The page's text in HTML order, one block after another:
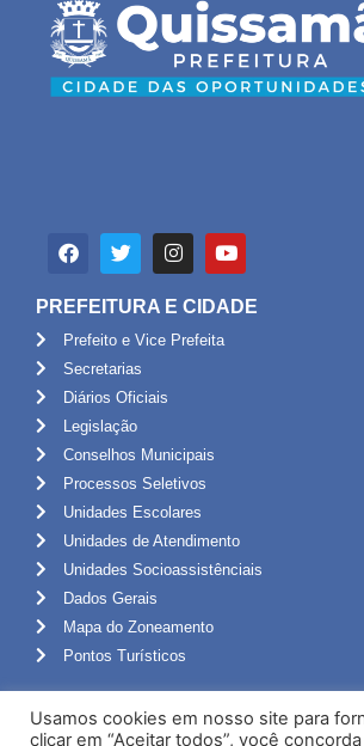
PREFEITURA E CIDADE
Prefeito e Vice Prefeita
Secretarias
Diários Oficiais
Legislação
Conselhos Municipais
Processos Seletivos
Unidades Escolares
Unidades de Atendimento
Unidades Socioassistênciais
Dados Gerais
Mapa do Zoneamento
Pontos Turísticos
Usamos cookies em nosso site para
clicar em “Aceitar todos”, você